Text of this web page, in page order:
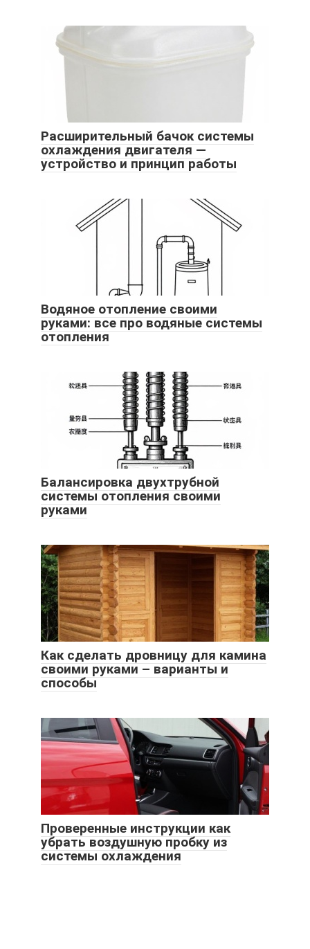
Расширительный бачок системы
охлаждения двигателя —
устройство и принцип работы
Водяное отопление своими
руками: все про водяные системы
отопления
Балансировка двухтрубной
системы отопления своими
руками
Как сделать дровницу для камина
своими руками – варианты и
способы
Проверенные инструкции как
убрать воздушную пробку из
системы охлаждения